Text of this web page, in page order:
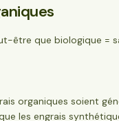
être que biologique =
organiques soient
les engrais